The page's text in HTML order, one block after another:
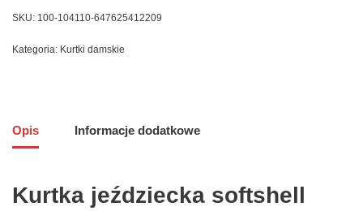
SKU: 100-104110-647625412209
Kategoria: Kurtki damskie
Opis Informacje dodatkowe
Kurtka jeździecka softshell